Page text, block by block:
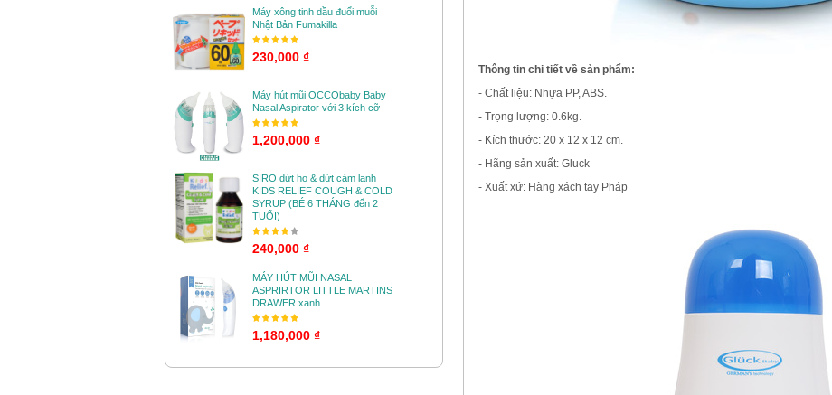
Thông tin chi tiết về sản phẩm:
- Chất liệu: Nhựa PP, ABS.
- Trọng lượng: 0.6kg.
- Kích thước: 20 x 12 x 12 cm.
- Hãng sản xuất: Gluck
- Xuất xứ: Hàng xách tay Pháp
Máy xông tinh dầu đuổi muỗi
Nhật Bản Fumakilla
230,000 ₫
Máy hút mũi OCCObaby Baby
Nasal Aspirator với 3 kích cỡ
1,200,000 ₫
SIRO dứt ho & dứt cảm lạnh
KIDS RELIEF COUGH & COLD
SYRUP (BÉ 6 THÁNG đến 2
TUỔI)
240,000 ₫
MÁY HÚT MŨI NASAL
ASPRIRTOR LITTLE MARTINS
DRAWER xanh
1,180,000 ₫